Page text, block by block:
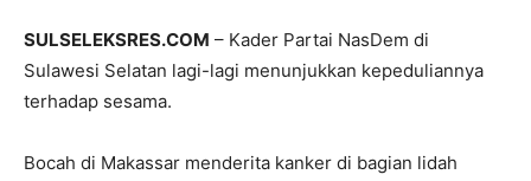
SULSELEKSRES.COM – Kader Partai NasDem di
Sulawesi Selatan lagi-lagi menunjukkan kepeduliannya
terhadap sesama.
Bocah di Makassar menderita kanker di bagian lidah